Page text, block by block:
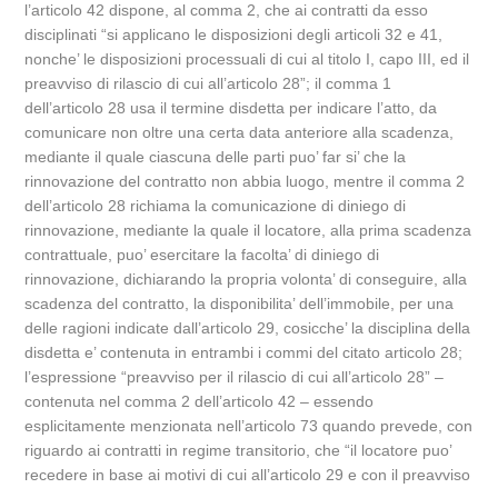
l’articolo 42 dispone, al comma 2, che ai contratti da esso
disciplinati “si applicano le disposizioni degli articoli 32 e 41,
nonche’ le disposizioni processuali di cui al titolo I, capo III, ed il
preavviso di rilascio di cui all’articolo 28”; il comma 1
dell’articolo 28 usa il termine disdetta per indicare l’atto, da
comunicare non oltre una certa data anteriore alla scadenza,
mediante il quale ciascuna delle parti puo’ far si’ che la
rinnovazione del contratto non abbia luogo, mentre il comma 2
dell’articolo 28 richiama la comunicazione di diniego di
rinnovazione, mediante la quale il locatore, alla prima scadenza
contrattuale, puo’ esercitare la facolta’ di diniego di
rinnovazione, dichiarando la propria volonta’ di conseguire, alla
scadenza del contratto, la disponibilita’ dell’immobile, per una
delle ragioni indicate dall’articolo 29, cosicche’ la disciplina della
disdetta e’ contenuta in entrambi i commi del citato articolo 28;
l’espressione “preavviso per il rilascio di cui all’articolo 28” –
contenuta nel comma 2 dell’articolo 42 – essendo
esplicitamente menzionata nell’articolo 73 quando prevede, con
riguardo ai contratti in regime transitorio, che “il locatore puo’
recedere in base ai motivi di cui all’articolo 29 e con il preavviso